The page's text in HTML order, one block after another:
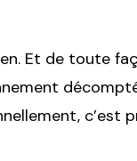
Et de toute
c’est